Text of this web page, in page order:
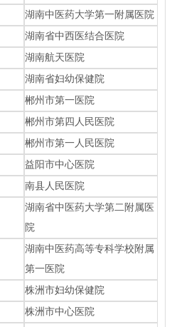
湖南中医药大学第一附属医院
湖南省中西医结合医院
湖南航天医院
湖南省妇幼保健院
郴州市第一医院
郴州市第四人民医院
郴州市第一人民医院
益阳市中心医院
南县人民医院
湖南省中医药大学第二附属医
院
湖南中医药高等专科学校附属
第一医院
株洲市妇幼保健院
株洲市中心医院